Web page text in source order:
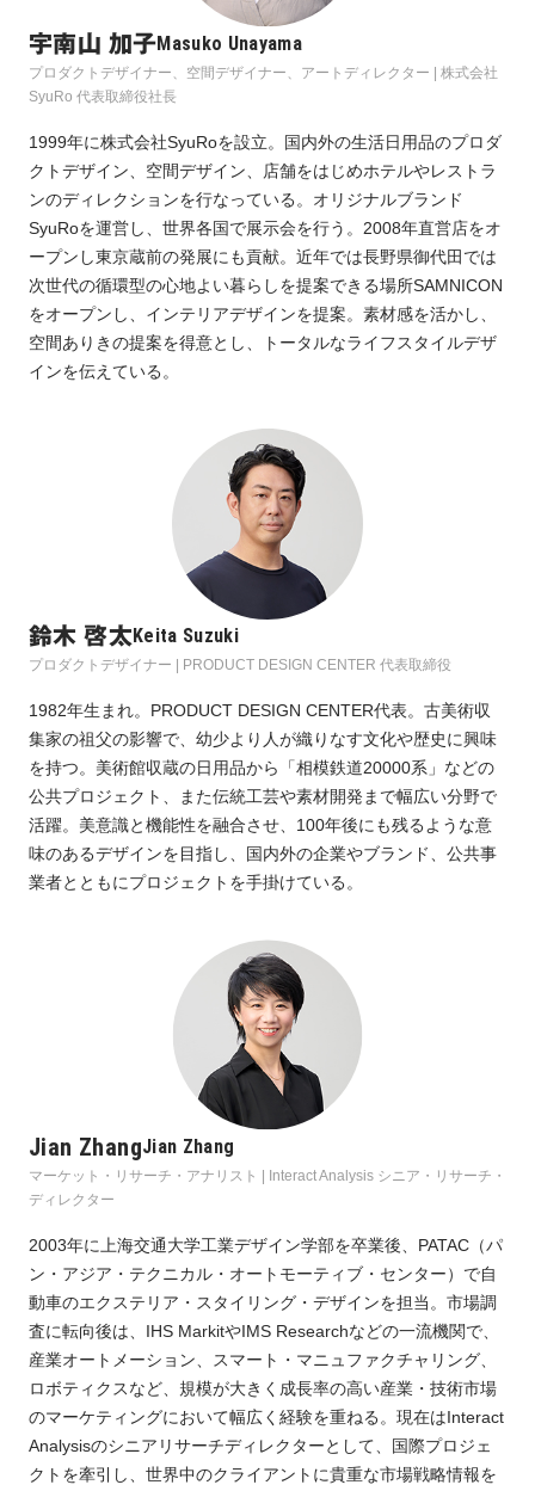
宇南山 加子Masuko Unayama
プロダクトデザイナー、空間デザイナー、アートディレクター | 株式会社
SyuRo 代表取締役社長
1999年に株式会社SyuRoを設立。国内外の生活日用品のプロダ
クトデザイン、空間デザイン、店舗をはじめホテルやレストラ
ンのディレクションを行なっている。オリジナルブランド
SyuRoを運営し、世界各国で展示会を行う。2008年直営店をオ
ープンし東京蔵前の発展にも貢献。近年では長野県御代田では
次世代の循環型の心地よい暮らしを提案できる場所SAMNICON
をオープンし、インテリアデザインを提案。素材感を活かし、
空間ありきの提案を得意とし、トータルなライフスタイルデザ
インを伝えている。
鈴木 啓太Keita Suzuki
プロダクトデザイナー | PRODUCT DESIGN CENTER 代表取締役
1982年生まれ。PRODUCT DESIGN CENTER代表。古美術収
集家の祖父の影響で、幼少より人が織りなす文化や歴史に興味
を持つ。美術館収蔵の日用品から「相模鉄道20000系」などの
公共プロジェクト、また伝統工芸や素材開発まで幅広い分野で
活躍。美意識と機能性を融合させ、100年後にも残るような意
味のあるデザインを目指し、国内外の企業やブランド、公共事
業者とともにプロジェクトを手掛けている。
Jian ZhangJian Zhang
マーケット・リサーチ・アナリスト | Interact Analysis シニア・リサーチ・
ディレクター
2003年に上海交通大学工業デザイン学部を卒業後、PATAC（パ
ン・アジア・テクニカル・オートモーティブ・センター）で自
動車のエクステリア・スタイリング・デザインを担当。市場調
査に転向後は、IHS MarkitやIMS Researchなどの一流機関で、
産業オートメーション、スマート・マニュファクチャリング、
ロボティクスなど、規模が大きく成長率の高い産業・技術市場
のマーケティングにおいて幅広く経験を重ねる。現在はInteract
Analysisのシニアリサーチディレクターとして、国際プロジェ
クトを牽引し、世界中のクライアントに貴重な市場戦略情報を